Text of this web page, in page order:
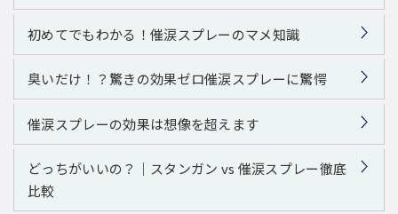
初めてでもわかる！催涙スプレーのマメ知識
臭いだけ！？驚きの効果ゼロ催涙スプレーに驚愕
催涙スプレーの効果は想像を超えます
どっちがいいの？｜スタンガン vs 催涙スプレー徹底
比較